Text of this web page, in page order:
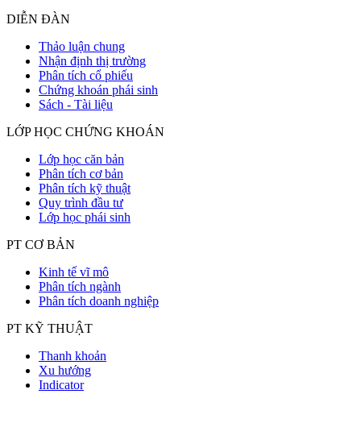
DIỄN ĐÀN
Thảo luận chung
Nhận định thị trường
Phân tích cổ phiếu
Chứng khoán phái sinh
Sách - Tài liệu
LỚP HỌC CHỨNG KHOÁN
Lớp học căn bản
Phân tích cơ bản
Phân tích kỹ thuật
Quy trình đầu tư
Lớp học phái sinh
PT CƠ BẢN
Kinh tế vĩ mô
Phân tích ngành
Phân tích doanh nghiệp
PT KỸ THUẬT
Thanh khoản
Xu hướng
Indicator